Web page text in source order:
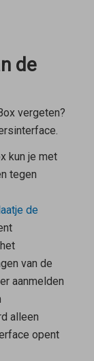
de
vergeten?
kun je met
tegen
de
van de
aanmelden
alleen
opent